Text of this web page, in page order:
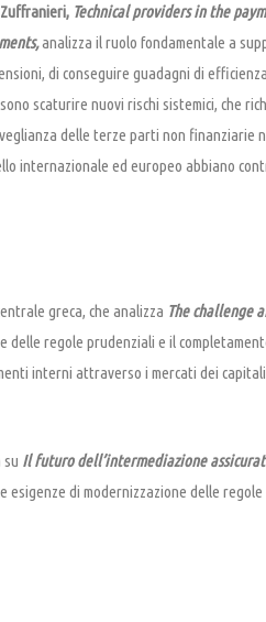
Technical providers in the
analizza il ruolo fondamentale a
di conseguire guadagni di
scaturire nuovi rischi sistemici, che
delle terze parti non finanziarie
internazionale ed europeo abbiano
greca, che analizza The challenge
regole prudenziali e il
interni attraverso i mercati dei
su Il futuro dell’intermediazione
esigenze di modernizzazione delle